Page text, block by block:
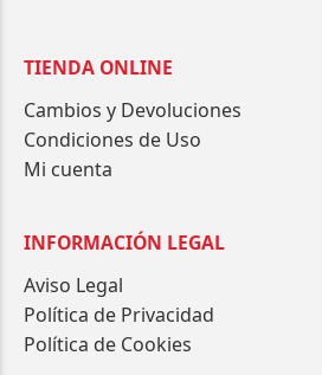
TIENDA ONLINE
Cambios y Devoluciones
Condiciones de Uso
Mi cuenta
INFORMACIÓN LEGAL
Aviso Legal
Política de Privacidad
Política de Cookies